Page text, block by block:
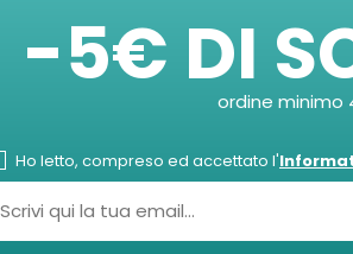
-5€ DIordine minimo
Ho letto, compreso ed accettato l'